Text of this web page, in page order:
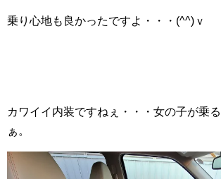
乗り心地も良かったですよ・・・(^^)ｖ
カワイイ内装ですねぇ・・・女の子が乗
ぁ。